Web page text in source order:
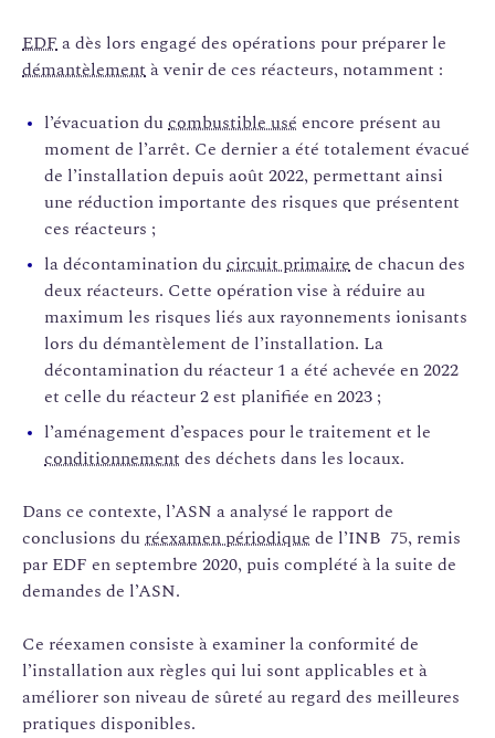
EDFa dès lors engagé des opérations pour préparer le
démantèlementà venir de ces réacteurs, notamment :
l’évacuation ducombustible usé encore présent au
moment de l’arrêt. Ce dernier a été totalement évacué
de l’installation depuis août 2022, permettant ainsi
une réduction importante des risques que présentent
ces réacteurs ;
la décontamination ducircuit primairede chacun des
deux réacteurs. Cette opération vise à réduire au
maximum les risques liés aux rayonnements ionisants
lors du démantèlement de l’installation. La
décontamination du réacteur 1 a été achevée en 2022
et celle du réacteur 2 est planifiée en 2023 ;
l’aménagement d’espaces pour le traitement et le
conditionnement des déchets dans les locaux.
Dans ce contexte, l’ASN a analysé le rapport de
conclusions duréexamen périodique de l’INB 75, remis
par EDF en septembre 2020, puis complété à la suite de
demandes de l’ASN.
Ce réexamen consiste à examiner la conformité de
l’installation aux règles qui lui sont applicables et à
améliorer son niveau de sûreté au regard des meilleures
pratiques disponibles.